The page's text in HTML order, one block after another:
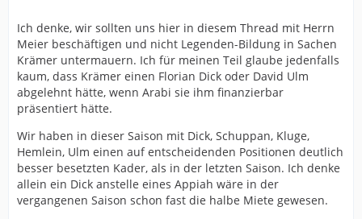
Ich denke, wir sollten uns hier in diesem Thread mit Herrn
Meier beschäftigen und nicht Legenden-Bildung in Sachen
Krämer untermauern. Ich für meinen Teil glaube jedenfalls
kaum, dass Krämer einen Florian Dick oder David Ulm
abgelehnt hätte, wenn Arabi sie ihm finanzierbar
präsentiert hätte.
Wir haben in dieser Saison mit Dick, Schuppan, Kluge,
Hemlein, Ulm einen auf entscheidenden Positionen deutlich
besser besetzten Kader, als in der letzten Saison. Ich denke
allein ein Dick anstelle eines Appiah wäre in der
vergangenen Saison schon fast die halbe Miete gewesen.